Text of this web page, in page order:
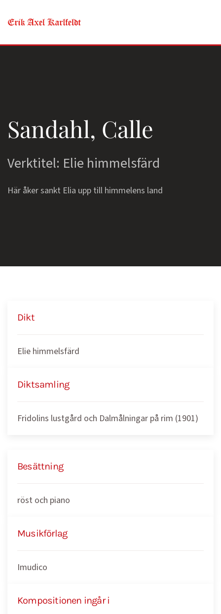
Skip to main content
Sandahl, Calle
Verktitel: Elie himmelsfärd
Här åker sankt Elia upp till himmelens land
Dikt
Elie himmelsfärd
Diktsamling
Fridolins lustgård och Dalmålningar på rim (1901)
Besättning
röst och piano
Musikförlag
Imudico
Kompositionen ingår i